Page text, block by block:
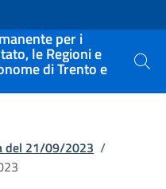
per i
le Regioni e
di Trento e Cerca
del 21/09/2023 /